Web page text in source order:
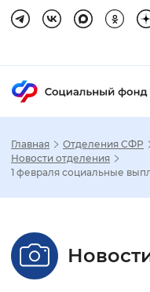
Настройка
Стандартный
Главная Отделения СФР
Новости отделения
1 февраля социальные